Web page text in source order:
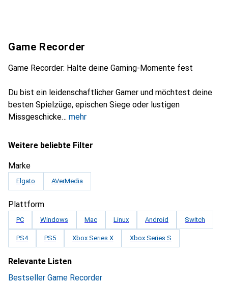
Game Recorder
Game Recorder: Halte deine Gaming-Momente fest
Du bist ein leidenschaftlicher Gamer und möchtest deine
besten Spielzüge, epischen Siege oder lustigen
Missgeschicke
mehr
Weitere beliebte Filter
Marke
Elgato AVerMedia
Plattform
PC Windows Mac Linux Android Switch
PS4 PS5 Xbox Series X Xbox Series S
Relevante Listen
Bestseller Game Recorder